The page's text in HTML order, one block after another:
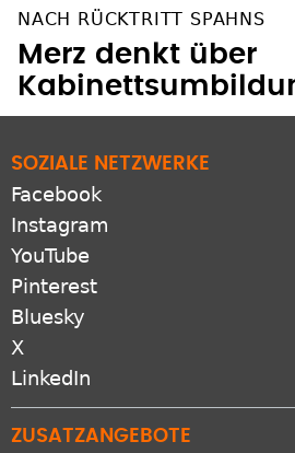
NACH RÜCKTRITT SPAHNS
Merz denkt über
SOZIALE NETZWERKE
Facebook
Instagram
YouTube
Pinterest
Bluesky
X
LinkedIn
ZUSATZANGEBOTE